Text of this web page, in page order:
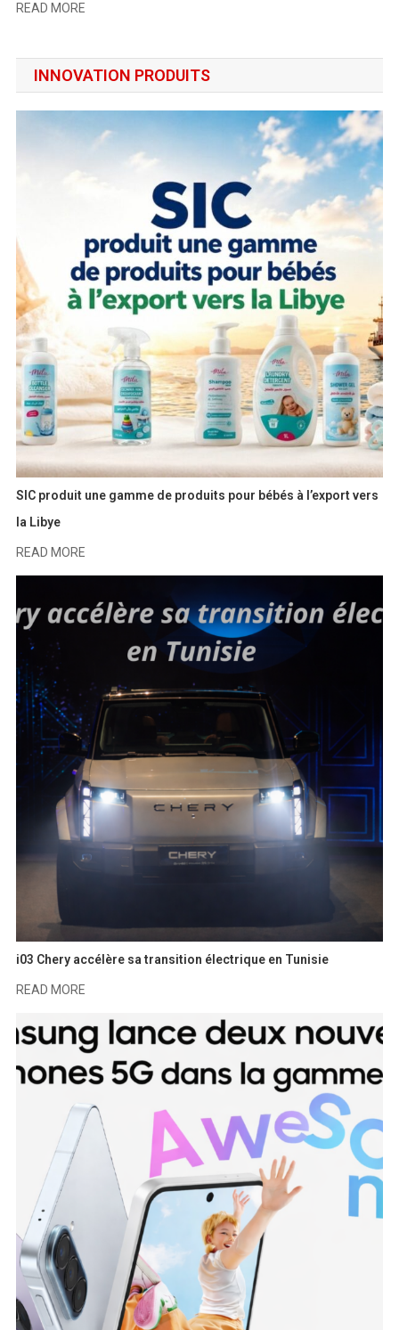
READ MORE
INNOVATION PRODUITS
SIC produit une gamme de produits pour bébés à l’export vers
la Libye
READ MORE
i03 Chery accélère sa transition électrique en Tunisie
READ MORE